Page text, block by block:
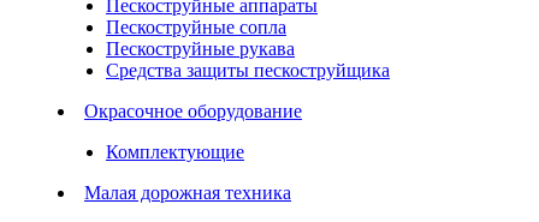
Пескоструйные аппараты
Пескоструйные сопла
Пескоструйные рукава
Средства защиты пескоструйщика
Окрасочное оборудование
Комплектующие
Малая дорожная техника